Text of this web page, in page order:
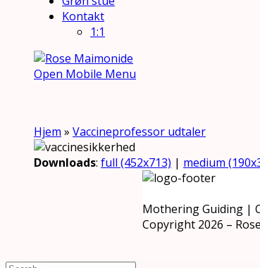
Kontakt
1:1
Open Mobile Menu
Hjem » Vaccineprofessor udtaler
Downloads: full (452x713) | medium
Mothering Guiding |
Copyright 2026 –